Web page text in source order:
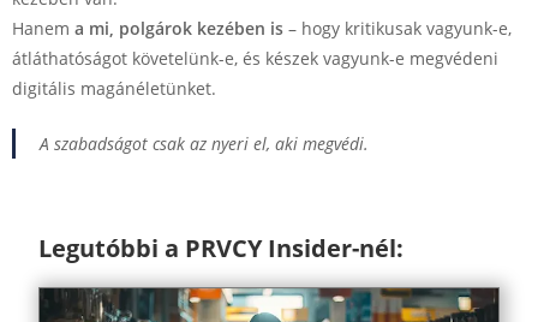
Hanem a mi, polgárok kezében is – hogy kritikusak vagyunk-e,
átláthatóságot követelünk-e, és készek vagyunk-e megvédeni
digitális magánéletünket.
A szabadságot csak az nyeri el, aki megvédi.
Legutóbbi a PRVCY Insider-nél: